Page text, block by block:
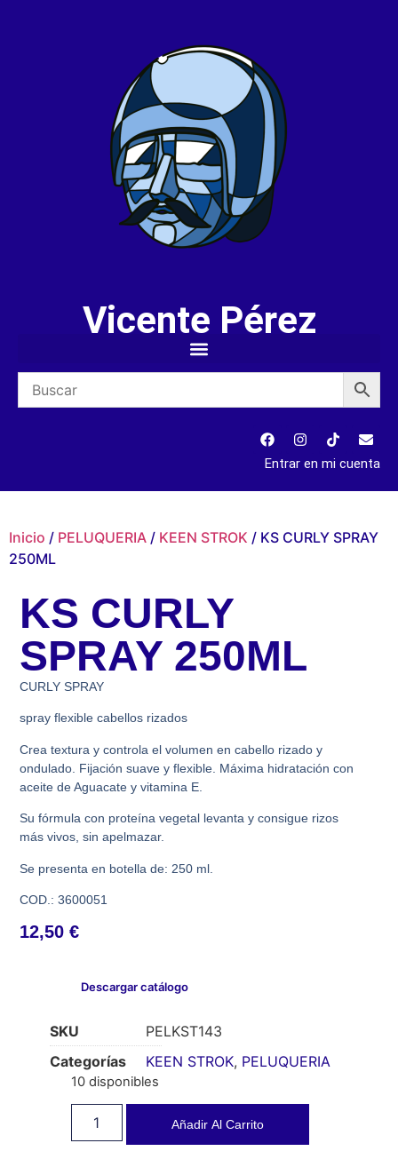
Vicente Pérez
Entrar en mi cuenta
Inicio / PELUQUERIA / KEEN STROK / KS CURLY SPRAY
250ML
KS CURLY
SPRAY 250ML
CURLY SPRAY
spray flexible cabellos rizados
Crea textura y controla el volumen en cabello rizado y
ondulado. Fijación suave y flexible. Máxima hidratación con
aceite de Aguacate y vitamina E.
Su fórmula con proteína vegetal levanta y consigue rizos
más vivos, sin apelmazar.
Se presenta en botella de: 250 ml.
COD.: 3600051
12,50€
Descargar catálogo
SKU
PELKST143
Categorías
KEEN STROK, PELUQUERIA
10 disponibles
Añadir Al Carrito